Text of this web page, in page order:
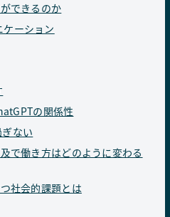
できるのか
ーション
の関係性
ない
で働き方はどのように変わる
社会的課題とは